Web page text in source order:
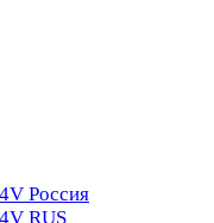
Россия
RUS